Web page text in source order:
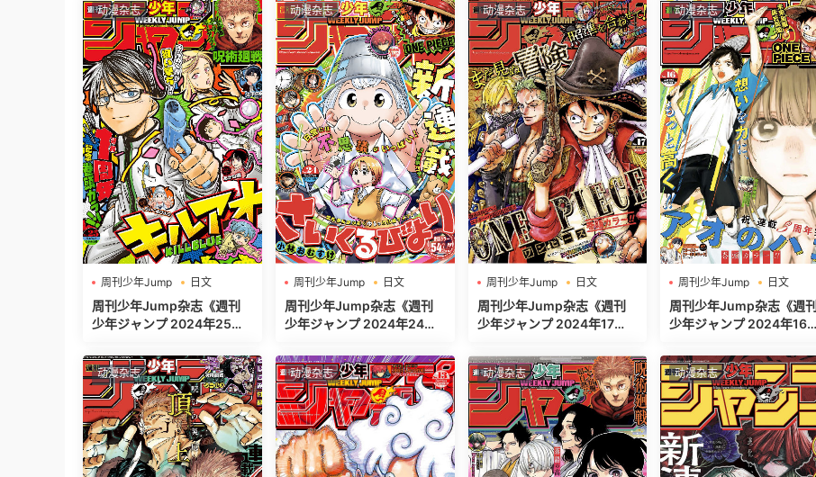
动漫杂志
周刊少年Jump
日文
週刊少年ジャンプ
周刊少年Jump杂志《週刊
少年ジャンプ 2024年25
动漫杂志
周刊少年Jump
日文
週刊少年ジャンプ
周刊少年Jump杂志《週刊
少年ジャンプ 2024年24
动漫杂志
周刊少年Jump
日文
週刊少年ジャンプ
周刊少年Jump杂志《週刊
少年ジャンプ 2024年17
动漫杂志
周刊少年Jump
日文
週刊少年ジャンプ
周刊少年Jump杂志《週刊
少年ジャンプ 2024年16
动漫杂志 动漫杂志 动漫杂志 动漫杂志